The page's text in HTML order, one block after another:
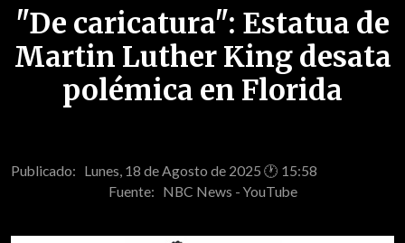
"De caricatura": Estatua de
Martin Luther King desata
polémica en Florida
Publicado: Lunes, 18 de Agosto de 2025 🕐 15:58
Fuente: NBC News - YouTube